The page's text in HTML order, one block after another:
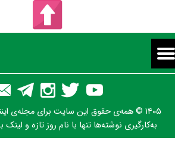
۱۴۰۵ © همه‌ی حقوق این سایت برای مجله‌ی
به‌کارگیری نوشته‌ها تنها با نام روز تازه و